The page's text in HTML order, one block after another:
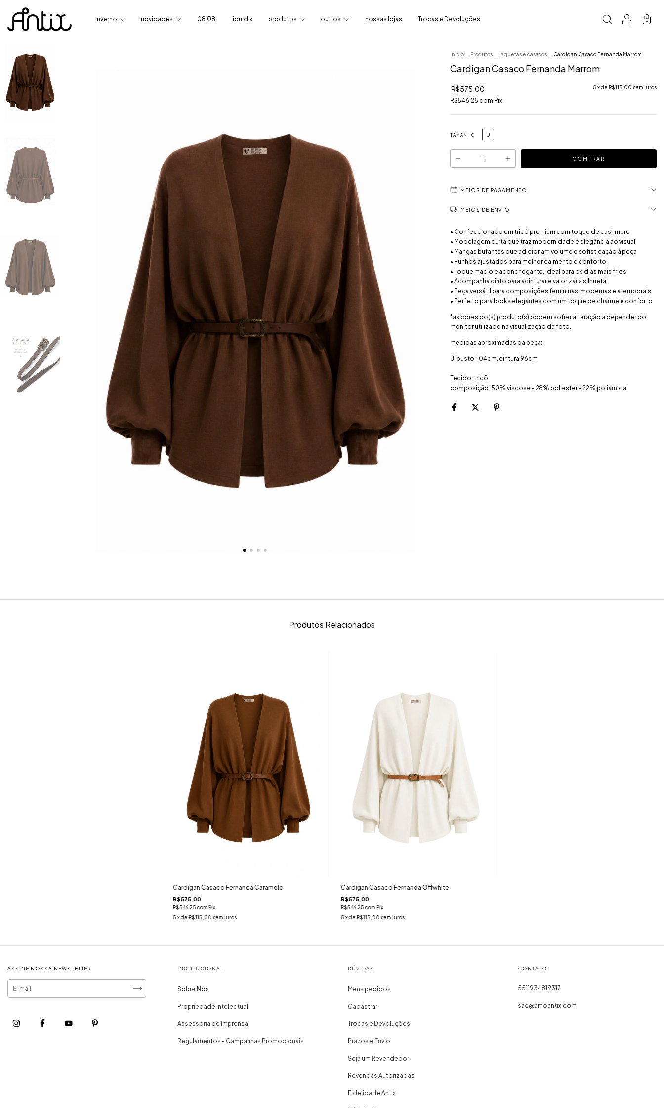
inverno novidades 08.08 liquidix produtos outros nossas lojas Trocas e Devoluções 0
Início Produtos Jaquetas e casacos Cardigan Casaco Fernanda Marrom
Cardigan Casaco Fernanda Marrom
R$575,00 5 x de R$115,00 sem juros
R$546,25 com Pix
TAMANHO U
MEIOS DE PAGAMENTO
MEIOS DE ENVIO
• Confeccionado em tricô premium com toque de cashmere
• Modelagem curta que traz modernidade e elegância ao visual
• Mangas bufantes que adicionam volume e sofisticação à peça
• Punhos ajustados para melhor caimento e conforto
• Toque macio e aconchegante, ideal para os dias mais frios
• Acompanha cinto para acinturar e valorizar a silhueta
• Peça versátil para composições femininas, modernas e atemporais
• Perfeito para looks elegantes com um toque de charme e conforto
*as cores do(s) produto(s) podem sofrer alteração a depender do
monitor utilizado na visualização da foto.
medidas aproximadas da peça:
U: busto: 104cm, cintura 96cm
Tecido: tricô
composição: 50% viscose - 28% poliéster - 22% poliamida
Produtos Relacionados
Cardigan Casaco Fernanda Caramelo
R$575,00
R$546,25com Pix
5 x de R$115,00 sem juros
Cardigan Casaco Fernanda Offwhite
R$575,00
R$546,25com Pix
5 x de R$115,00 sem juros
ASSINE NOSSA NEWSLETTER INSTITUCIONAL
Sobre Nós
Propriedade Intelectual
Assessoria de Imprensa
Regulamentos - Campanhas Promocionais
DÚVIDAS
Meus pedidos
Cadastrar
Trocas e Devoluções
Prazos e Envio
Seja um Revendedor
Revendas Autorizadas
Fidelidade Antix
CONTATO
5511934819317
sac@amoantix.com